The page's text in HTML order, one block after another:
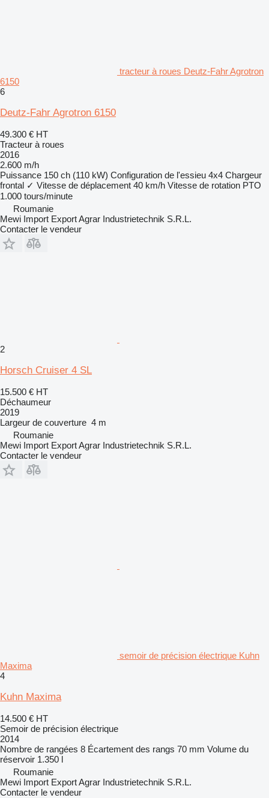
tracteur à roues Deutz-Fahr Agrotron
6150
6
Deutz-Fahr Agrotron 6150
49.300 € HT
Tracteur à roues
2016
2.600 m/h
Puissance 150 ch (110 kW) Configuration de l'essieu 4x4 Chargeur
frontal ✓ Vitesse de déplacement 40 km/h Vitesse de rotation PTO
1.000 tours/minute
Roumanie
Mewi Import Export Agrar Industrietechnik S.R.L.
Contacter le vendeur
2
Horsch Cruiser 4 SL
15.500 € HT
Déchaumeur
2019
Largeur de couverture 4 m
Roumanie
Mewi Import Export Agrar Industrietechnik S.R.L.
Contacter le vendeur
semoir de précision électrique Kuhn
Maxima
4
Kuhn Maxima
14.500 € HT
Semoir de précision électrique
2014
Nombre de rangées 8 Écartement des rangs 70 mm Volume du
réservoir 1.350 l
Roumanie
Mewi Import Export Agrar Industrietechnik S.R.L.
Contacter le vendeur